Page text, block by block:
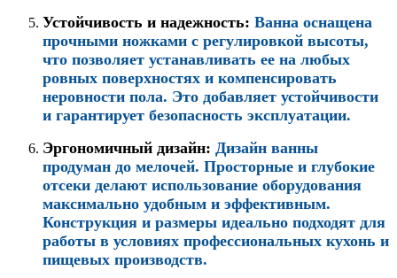
Устойчивость и надежность: Ванна оснащена
прочными ножками с регулировкой высоты,
что позволяет устанавливать ее на любых
ровных поверхностях и компенсировать
неровности пола. Это добавляет устойчивости
и гарантирует безопасность эксплуатации.
Эргономичный дизайн: Дизайн ванны
продуман до мелочей. Просторные и глубокие
отсеки делают использование оборудования
максимально удобным и эффективным.
Конструкция и размеры идеально подходят для
работы в условиях профессиональных кухонь и
пищевых производств.